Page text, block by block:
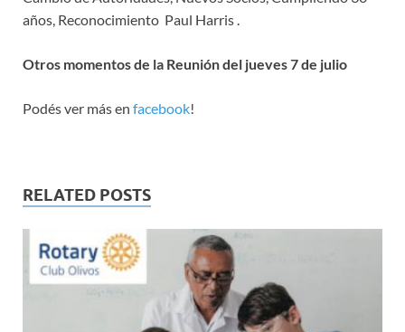
años, Reconocimiento Paul Harris .
Otros momentos de la Reunión del jueves 7 de julio
Podés ver más en facebook!
RELATED POSTS